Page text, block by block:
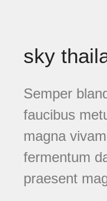
sky
Semper
faucibus
magna
fermentum
praesent